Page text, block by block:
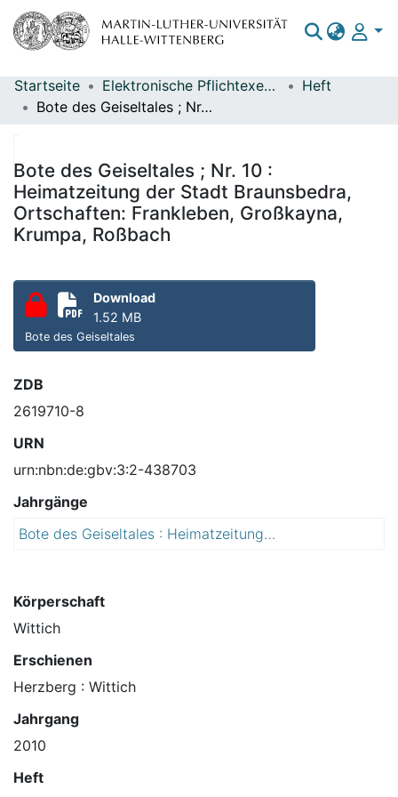
Bereiche & Sammlungen
Statistiken
Startseite Elektronische Pflichtexemplare
Heft
Bote des Geiseltales ; Nr. 10 : Heimatzeitung der Stadt Braunsbedra, Ortschaften: Frankleben, Großkayna, Krumpa, Roßbach
Bote des Geiseltales ; Nr. 10 :
Heimatzeitung der Stadt Braunsbedra,
Ortschaften: Frankleben, Großkayna,
Krumpa, Roßbach
Download
1.52 MB
Bote des Geiseltales
ZDB
2619710-8
URN
urn:nbn:de:gbv:3:2-438703
Jahrgänge
Bote des Geiseltales : Heimatzeitung der Stadt Braunsbedra, Ortschaften: Frankleben, Großkayna, Krumpa, Roßbach
Körperschaft
Wittich
Erschienen
Herzberg : Wittich
Jahrgang
2010
Heft